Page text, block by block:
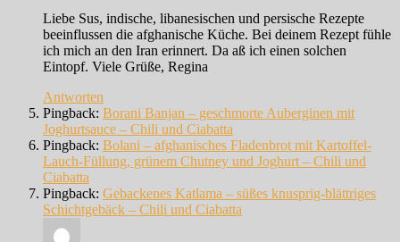
Liebe Sus, indische, libanesischen und persische Rezepte
beeinflussen die afghanische Küche. Bei deinem Rezept fühle
ich mich an den Iran erinnert. Da aß ich einen solchen
Eintopf. Viele Grüße, Regina
Antworten
Pingback: Borani Banjan – geschmorte Auberginen mit
Joghurtsauce – Chili und Ciabatta
Pingback: Bolani – afghanisches Fladenbrot mit Kartoffel-
Lauch-Füllung, grünem Chutney und Joghurt – Chili und
Ciabatta
Pingback: Gebackenes Katlama – süßes knusprig-blättriges
Schichtgebäck – Chili und Ciabatta